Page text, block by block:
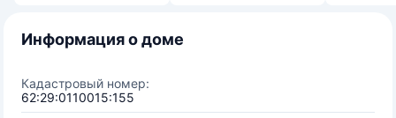
Информация о доме
Кадастровый номер:
62:29:0110015:155